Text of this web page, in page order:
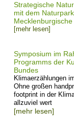
Strategische
mit dem Naturpark
[mehr lesen]
Symposium im
Programms der
Bundes
Klimaerzählungen
Ohne großen
footprint in der
allzuviel wert
[mehr lesen]